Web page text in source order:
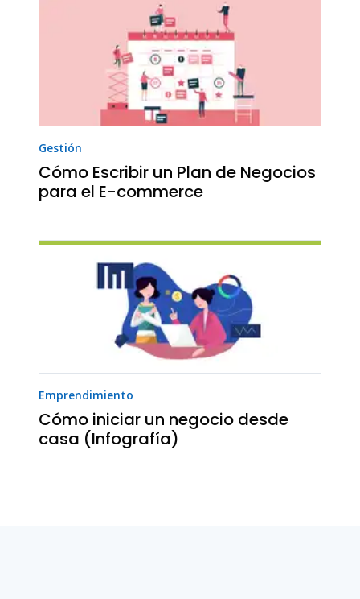
Gestión
Cómo Escribir un Plan de Negocios
para el E-commerce
Emprendimiento
Cómo iniciar un negocio desde
casa (Infografía)